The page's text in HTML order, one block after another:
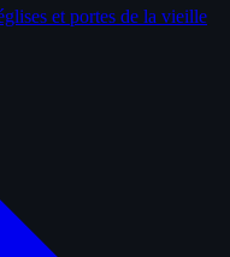
et portes de la vieille